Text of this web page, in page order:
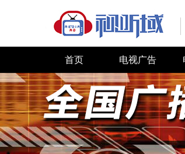
首页 电视广告